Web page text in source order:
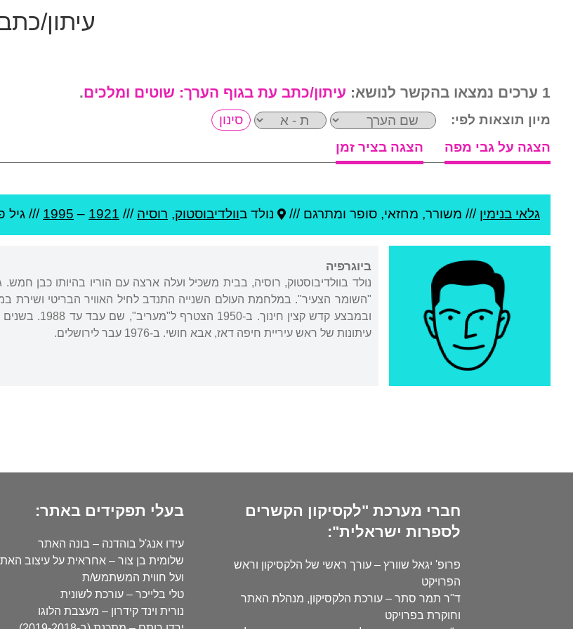
עיתון/
1 ערכים נמצאו בהקשר לנושא: עיתון/כתב עת בגוף הערך: שוטים ומלכים.
מיון תוצאות לפי:
הצגה על גבי מפה
הצגה בציר זמן
גלאי בנימין /// משורר, מחזאי, סופר ומתרגם /// נולד בוולדיבוסטוק, רוסיה ///
1921
–
1995 /// גיל
ביוגרפיה
נולד בוולדיבוסטוק, רוסיה, בבית משכיל ועלה ארצה עם הוריו בהיותו כבן
"השומר הצעיר". במלחמת העולם השנייה התנדב לחיל האוויר הבריטי ושירת
עיתונות של ראש עיריית חיפה דאז, אבא חושי. ב-1976 עבר לירושלים.
חברי מערכת "לקסיקון הקשרים
לספרות ישראלית":
פרופ' יגאל שוורץ – עורך ראשי של הלקסיקון וראש
הפרויקט
ד"ר תמר סתר – עורכת הלקסיקון, מנהלת האתר
וחוקרת בפרויקט
בעלי תפקידים באתר:
עידו אנג'ל בוהדנה – בונה האתר
שלומית בן צור – אחראית על עיצוב
ועל חווית המשתמש/ת
טלי בלייכר – עורכת לשונית
נורית וינד קידרון – מעצבת הלוגו